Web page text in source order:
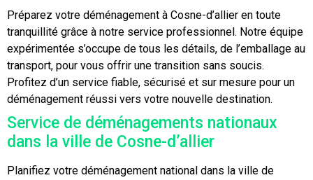
Préparez votre déménagement à Cosne-d’allier en toute
tranquillité grâce à notre service professionnel. Notre équipe
expérimentée s’occupe de tous les détails, de l’emballage au
transport, pour vous offrir une transition sans soucis.
Profitez d’un service fiable, sécurisé et sur mesure pour un
déménagement réussi vers votre nouvelle destination.
Service de déménagements nationaux
dans la ville de Cosne-d’allier
Planifiez votre déménagement national dans la ville de